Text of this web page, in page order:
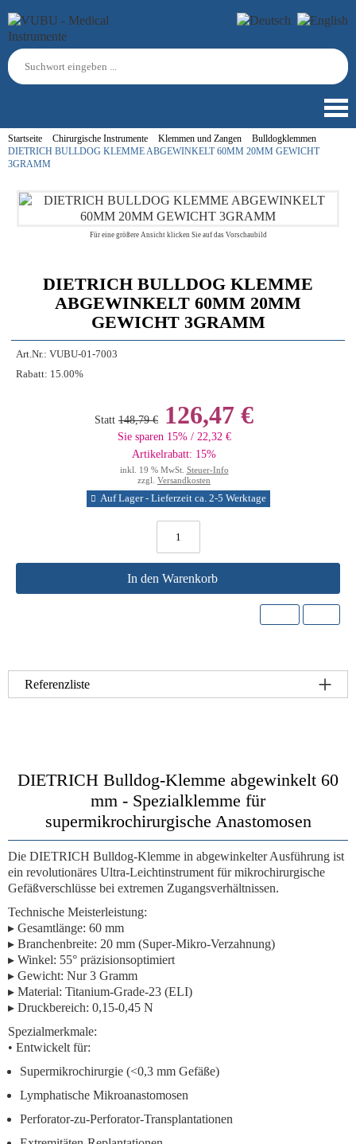
Startseite Chirurgische Instrumente Klemmen und Zangen
Bulldogklemmen
DIETRICH BULLDOG KLEMME ABGEWINKELT 60MM 20MM GEWICHT
3GRAMM
Für eine größere Ansicht klicken Sie auf das Vorschaubild
DIETRICH BULLDOG KLEMME
ABGEWINKELT 60MM 20MM
GEWICHT 3GRAMM
Art.Nr.: VUBU-01-7003
Rabatt: 15.00%
Statt 148,79 € 126,47 €
Sie sparen 15% / 22,32 €
Artikelrabatt: 15%
inkl. 19 % MwSt. Steuer-Info
zzgl. Versandkosten
Auf Lager - Lieferzeit ca. 2-5 Werktage
In den Warenkorb
Referenzliste
DIETRICH Bulldog-Klemme abgewinkelt 60
mm - Spezialklemme für
supermikrochirurgische Anastomosen
Die DIETRICH Bulldog-Klemme in abgewinkelter Ausführung ist
ein revolutionäres Ultra-Leichtinstrument für mikrochirurgische
Gefäßverschlüsse bei extremen Zugangsverhältnissen.
Technische Meisterleistung:
▸ Gesamtlänge: 60 mm
▸ Branchenbreite: 20 mm (Super-Mikro-Verzahnung)
▸ Winkel: 55° präzisionsoptimiert
▸ Gewicht: Nur 3 Gramm
▸ Material: Titanium-Grade-23 (ELI)
▸ Druckbereich: 0,15-0,45 N
Spezialmerkmale:
• Entwickelt für:
Supermikrochirurgie (<0,3 mm Gefäße)
Lymphatische Mikroanastomosen
Perforator-zu-Perforator-Transplantationen